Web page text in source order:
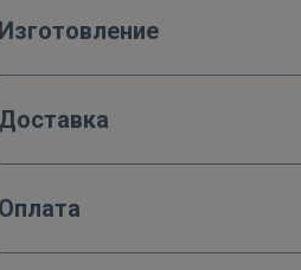
Изготовление
Доставка
Оплата